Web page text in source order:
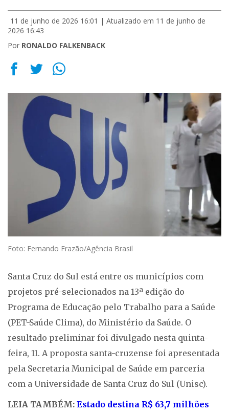
11 de junho de 2026 16:01 | Atualizado em 11 de junho de
2026 16:43
Por RONALDO FALKENBACK
Foto: Fernando Frazão/Agência Brasil
Santa Cruz do Sul está entre os municípios com
projetos pré-selecionados na 13ª edição do
Programa de Educação pelo Trabalho para a Saúde
(PET-Saúde Clima), do Ministério da Saúde. O
resultado preliminar foi divulgado nesta quinta-
feira, 11. A proposta santa-cruzense foi apresentada
pela Secretaria Municipal de Saúde em parceria
com a Universidade de Santa Cruz do Sul (Unisc).
LEIA TAMBÉM: Estado destina R$ 63,7 milhões